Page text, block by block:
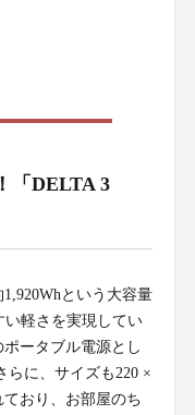
「DELTA 3
1,920Whという大容量
い軽さを実現してい
ポータブル電源とし
らに、サイズも220 ×
ており、お部屋のち